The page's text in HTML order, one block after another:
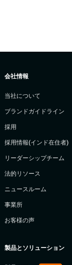
会社情報
当社について
ブランドガイドライン
採用
採用情報(インド在住者)
リーダーシップチーム
法的リソース
ニュースルーム
事業所
お客様の声
製品とソリューション